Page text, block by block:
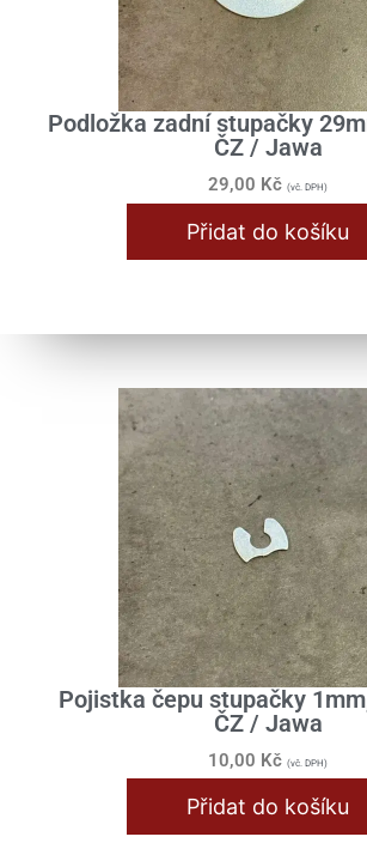
Podložka zadní stupačky
ČZ / Jawa
29,00 Kč (vč. DPH)
Přidat do košíku
Pojistka čepu stupačky
ČZ / Jawa
10,00 Kč (vč. DPH)
Přidat do košíku